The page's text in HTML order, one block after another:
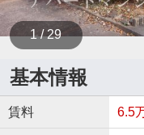
1 / 29
基本情報
賃料 6.5